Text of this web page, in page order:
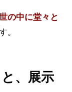
の中に堂々と
。
、展示